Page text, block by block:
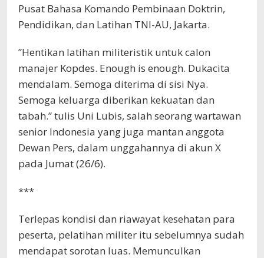
Pusat Bahasa Komando Pembinaan Doktrin,
Pendidikan, dan Latihan TNI-AU, Jakarta.
”Hentikan latihan militeristik untuk calon
manajer Kopdes. Enough is enough. Dukacita
mendalam. Semoga diterima di sisi Nya.
Semoga keluarga diberikan kekuatan dan
tabah.” tulis Uni Lubis, salah seorang wartawan
senior Indonesia yang juga mantan anggota
Dewan Pers, dalam unggahannya di akun X
pada Jumat (26/6).
***
Terlepas kondisi dan riawayat kesehatan para
peserta, pelatihan militer itu sebelumnya sudah
mendapat sorotan luas. Memunculkan